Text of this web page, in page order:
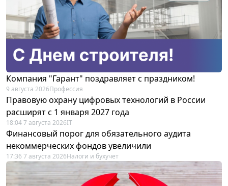
Компания "Гарант" поздравляет с праздником!
9 августа 2026Профессия
Правовую охрану цифровых технологий в России
расширят с 1 января 2027 года
18:04 7 августа 2026IT
Финансовый порог для обязательного аудита
некоммерческих фондов увеличили
17:36 7 августа 2026Налоги и бухучет